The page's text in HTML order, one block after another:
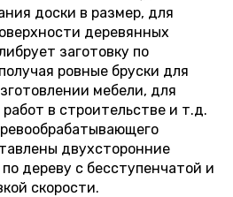
доски в размер, для
деревянных
заготовку по
ровные бруски для
мебели, для
в строительстве и т.д.
двухсторонние
по дереву с бесступенчатой и
скорости.